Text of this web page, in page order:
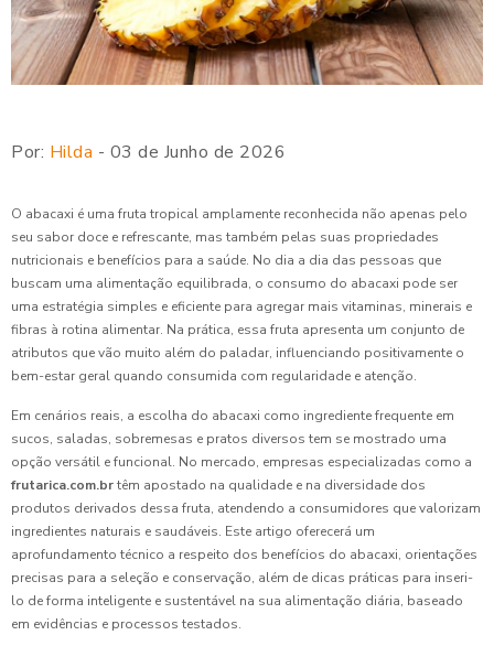
Por: Hilda - 03 de Junho de 2026
O abacaxi é uma fruta tropical amplamente reconhecida não apenas pelo
seu sabor doce e refrescante, mas também pelas suas propriedades
nutricionais e benefícios para a saúde. No dia a dia das pessoas que
buscam uma alimentação equilibrada, o consumo do abacaxi pode ser
uma estratégia simples e eficiente para agregar mais vitaminas, minerais e
fibras à rotina alimentar. Na prática, essa fruta apresenta um conjunto de
atributos que vão muito além do paladar, influenciando positivamente o
bem-estar geral quando consumida com regularidade e atenção.
Em cenários reais, a escolha do abacaxi como ingrediente frequente em
sucos, saladas, sobremesas e pratos diversos tem se mostrado uma
opção versátil e funcional. No mercado, empresas especializadas como a
frutarica.com.brtêm apostado na qualidade e na diversidade dos
produtos derivados dessa fruta, atendendo a consumidores que valorizam
ingredientes naturais e saudáveis. Este artigo oferecerá um
aprofundamento técnico a respeito dos benefícios do abacaxi, orientações
precisas para a seleção e conservação, além de dicas práticas para inseri-
lo de forma inteligente e sustentável na sua alimentação diária, baseado
em evidências e processos testados.